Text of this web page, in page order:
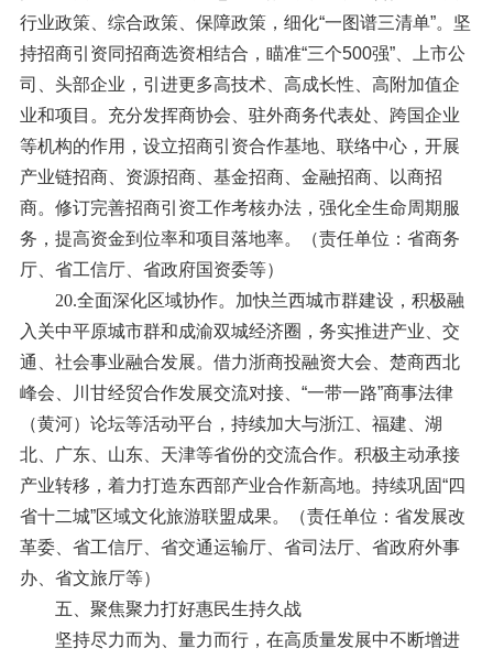
行业政策、综合政策、保障政策，细化“一图谱三清单”。坚
持招商引资同招商选资相结合，瞄准“三个500强”、上市公
司、头部企业，引进更多高技术、高成长性、高附加值企
业和项目。充分发挥商协会、驻外商务代表处、跨国企业
等机构的作用，设立招商引资合作基地、联络中心，开展
产业链招商、资源招商、基金招商、金融招商、以商招
商。修订完善招商引资工作考核办法，强化全生命周期服
务，提高资金到位率和项目落地率。（责任单位：省商务
厅、省工信厅、省政府国资委等）
20.全面深化区域协作。 加快兰西城市群建设，积极融
入关中平原城市群和成渝双城经济圈，务实推进产业、交
通、社会事业融合发展。借力浙商投融资大会、楚商西北
峰会、川甘经贸合作发展交流对接、“一带一路”商事法律
（黄河）论坛等活动平台，持续加大与浙江、福建、湖
北、广东、山东、天津等省份的交流合作。积极主动承接
产业转移，着力打造东西部产业合作新高地。持续巩固“四
省十二城”区域文化旅游联盟成果。（责任单位：省发展改
革委、省工信厅、省交通运输厅、省司法厅、省政府外事
办、省文旅厅等）
五、聚焦聚力打好惠民生持久战
坚持尽力而为、量力而行，在高质量发展中不断增进